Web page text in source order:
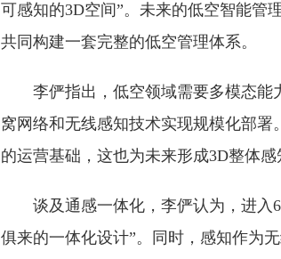
可感知的3D空间”。未来的低空智能管
共同构建一套完整的低空管理体系。
李俨指出，低空领域需要多模态
窝网络和无线感知技术实现规模化部
的运营基础，这也为未来形成3D整体感
谈及通感一体化，李俨认为，进入
俱来的一体化设计”。同时，感知作为